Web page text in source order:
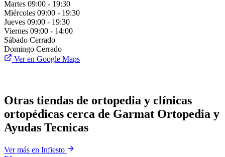
Martes 09:00 - 19:30
Miércoles 09:00 - 19:30
Jueves 09:00 - 19:30
Viernes 09:00 - 14:00
Sábado Cerrado
Domingo Cerrado
Ver en Google Maps
Otras tiendas de ortopedia y clínicas
ortopédicas cerca de Garmat Ortopedia y
Ayudas Tecnicas
Ver más en Infiesto